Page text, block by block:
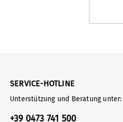
SERVICE-HOTLINE
Unterstützung und Beratung unter:
+39 0473 741 500